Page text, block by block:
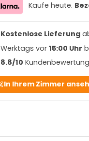
Kaufe heute.
Kostenlose Lieferung
Werktags vor 15:00 Uhr
8.8/10 Kundenbewertung
In Ihrem Zimmer